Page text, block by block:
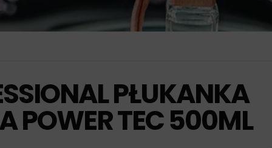
PŁUKANKA
POWER TEC 500ML